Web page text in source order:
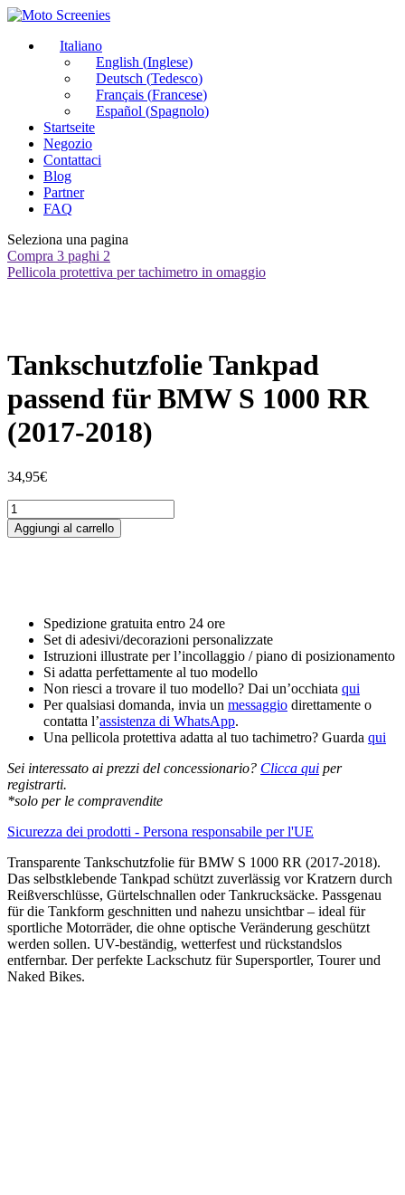
Italiano
English (Inglese)
Deutsch (Tedesco)
Français (Francese)
Español (Spagnolo)
Startseite
Negozio
Contattaci
Blog
Partner
FAQ
Seleziona una pagina
Compra 3 paghi 2
Pellicola protettiva per tachimetro in omaggio
Tankschutzfolie Tankpad
passend für BMW S 1000 RR
(2017-2018)
34,95€
Tankschutzfolie
Tankpad
passend
(2017-
2018)
quantità
Aggiungi al carrello
Spedizione gratuita entro 24 ore
Set di adesivi/decorazioni personalizzate
Istruzioni illustrate per l’incollaggio / piano di posizionamento
Si adatta perfettamente al tuo modello
Non riesci a trovare il tuo modello? Dai un’occhiata qui
Per qualsiasi domanda, invia un messaggio direttamente o
contatta l’assistenza di WhatsApp.
Una pellicola protettiva adatta al tuo tachimetro? Guarda qui
Sei interessato ai prezzi del concessionario? Clicca qui per
registrarti.
*solo per le compravendite
Sicurezza dei prodotti - Persona responsabile per l'UE
Transparente Tankschutzfolie für BMW S 1000 RR (2017-2018).
Das selbstklebende Tankpad schützt zuverlässig vor Kratzern durch
Reißverschlüsse, Gürtelschnallen oder Tankrucksäcke. Passgenau
für die Tankform geschnitten und nahezu unsichtbar – ideal für
sportliche Motorräder, die ohne optische Veränderung geschützt
werden sollen. UV-beständig, wetterfest und rückstandslos
entfernbar. Der perfekte Lackschutz für Supersportler, Tourer und
Naked Bikes.